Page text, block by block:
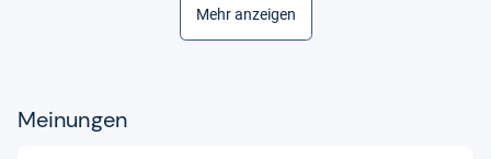
Süß
Mehr anzeigen
Meinungen